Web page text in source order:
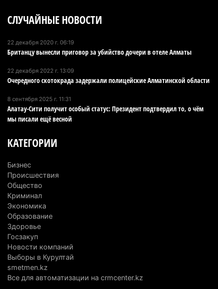
в Алматинской области
5 августа 2026 г. 17:06
Казахстан стал лидером Центральной Азии в
мировом рейтинге благополучия
5 августа 2026 г. 13:55
Казахстан может начать выпуск экологичного
запустят в Алатау
Туриста с тяжелыми травмами эвакуировали в
горах Алматинской области после камнепада
5 августа 2026 г. 11:23
Хозяина собак, едва не загрызших ребенка в
Алматинской области, судят спустя год после
трагедии
5 августа 2026 г. 09:17
В Алматинской области запустят производство
СЛУЧАЙНЫЕ НОВОСТИ
22 декабря 2020 г. 06:19
Британцу вынесли приговор за убийство дочери в отеле Алматы
22 декабря 2022 г. 13:09
Очередного скотокрада задержали полицейские Алматинской области
8 сентября 2025 г. 11:31
Алатау-Сити получит особый статус: Президент подтвердил то, о чём
мы писали ещё весной
КАТЕГОРИИ
Бизнес
Происшествия
Общество
Криминал
Экономика
Образование
Здоровье
Госзакуп
Новости компаний
Выборы в Курултай
smetmen.kz
Все для автоматизации на crmcenter.kz